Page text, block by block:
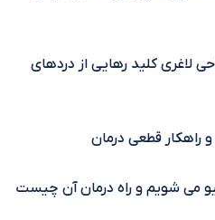
لاغری کلید رهایی از دردهای
راهکار قطعی درمان
می شویم و راه درمان آن چیست